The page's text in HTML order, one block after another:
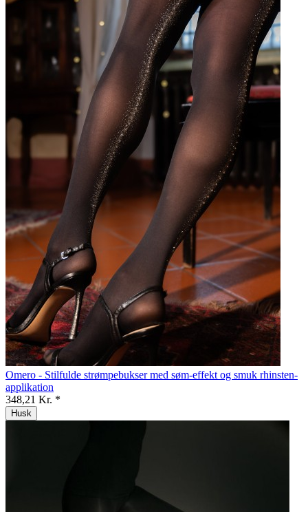
Omero - Stilfulde strømpebukser med søm-effekt og smuk rhinsten-
applikation
348,21 Kr. *
Husk